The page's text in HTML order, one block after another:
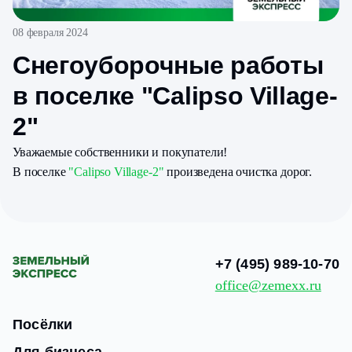
08 февраля 2024
Снегоуборочные работы
в поселке "Calipso Village-
2"
Уважаемые собственники и покупатели!
В поселке "Calipso Village-2" произведена очистка дорог.
Посёлки
+7 (495) 989-10-70
office@zemexx.ru